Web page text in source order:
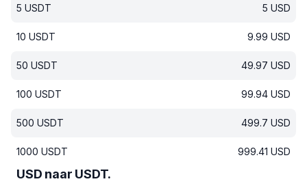
5 USDT 5 USD
10 USDT 9.99 USD
50 USDT 49.97 USD
100 USDT 99.94 USD
500 USDT 499.7 USD
1000 USDT 999.41 USD
USD naar USDT.